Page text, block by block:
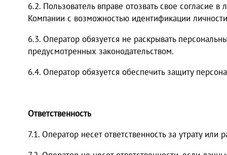
6.2. Пользователь вправе отозвать свое
Компании с возможностью идентификации
6.3. Оператор обязуется не раскрывать
предусмотренных законодательством.
6.4. Оператор обязуется обеспечить защиту
Ответственность
7.1. Оператор несет ответственность за утрату